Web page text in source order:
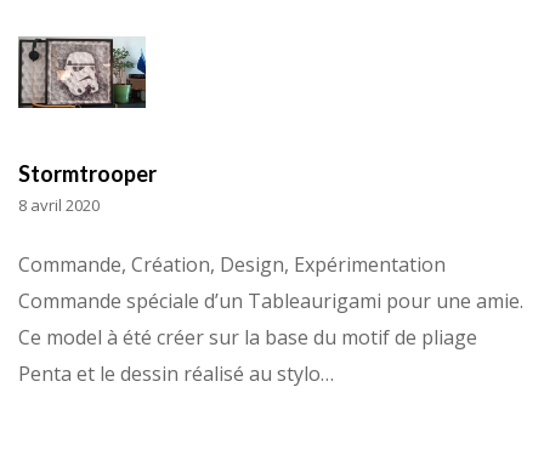
Stormtrooper
8 avril 2020
Commande, Création, Design, Expérimentation
Commande spéciale d’un Tableaurigami pour une amie.
Ce model à été créer sur la base du motif de pliage
Penta et le dessin réalisé au stylo…